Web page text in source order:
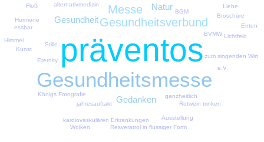
präventos
Gesundheitsmesse
Gesundheitsverbund
Messe
Gesundheit
Natur
Gedanken
alternativmedizin
ganzheitlich
BGM
BVMW
jahresauftakt
Königs Fotografie
zum singenden Wirt
Rotwein trinken
kardiovaskulären Erkrankungen
Resveratrol in flüssiger Form
Eternity
Broschüre
e.V.
Lichtfeld
Hormone
Kunst
Ausstellung
essbar
Liebe
Floß
Enten
Wolken
Himmel
Stille